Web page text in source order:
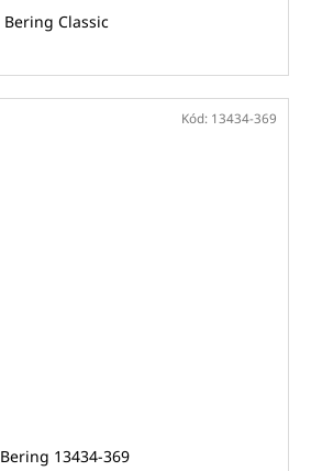
Bering Classic
Bering 13434-369
Kód: 13434-369